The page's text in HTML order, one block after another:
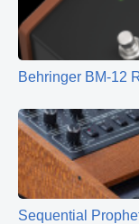
Behringer BM-12
Sequential